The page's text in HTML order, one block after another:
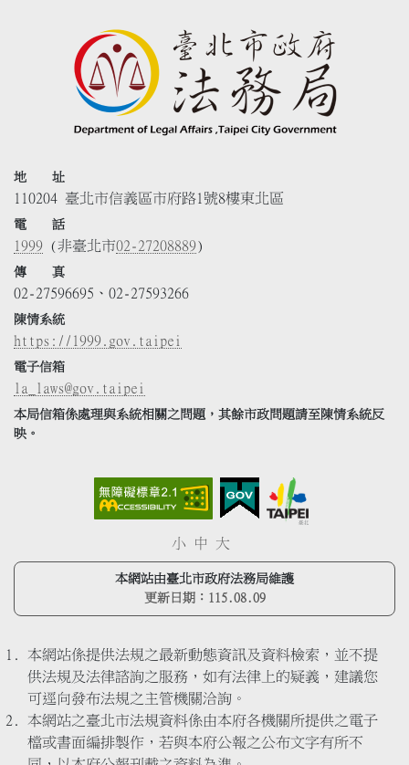
地 址
110204 臺北市信義區市府路1號8樓東北區
電 話
1999 (非臺北市02-27208889)
傳 真
02-27596695、02-27593266
陳情系統
https://1999.gov.taipei
電子信箱
la_laws@gov.taipei
本局信箱係處理與系統相關之問題，其餘市政問題請至陳情系統反
映。
小 中 大
本網站由臺北市政府法務局維護
更新日期： 115.08.09
本網站係提供法規之最新動態資訊及資料檢索，並不提
供法規及法律諮詢之服務，如有法律上的疑義，建議您
可逕向發布法規之主管機關洽詢。
本網站之臺北市法規資料係由本府各機關所提供之電子
檔或書面編排製作，若與本府公報之公布文字有所不